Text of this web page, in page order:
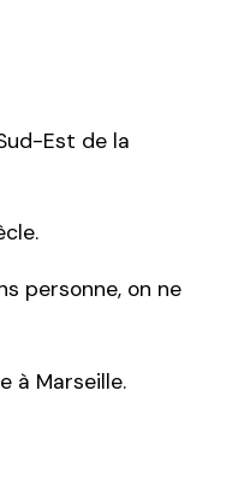
Est de la
personne, on ne
à Marseille.